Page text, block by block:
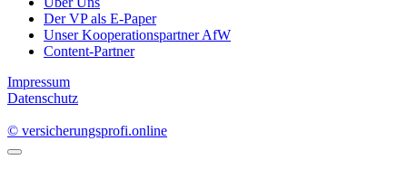
Der VP als E-Paper
Unser Kooperationspartner AfW
Content-Partner
Impressum
Datenschutz
© versicherungsprofi.online